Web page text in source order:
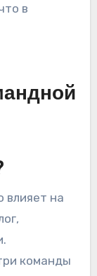
в
влияет на
команды